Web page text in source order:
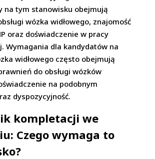
na tym stanowisku obejmują
wózka widłowego, znajomość
oraz doświadczenie w pracy
Wymagania dla kandydatów na
widłowego często obejmują
do obsługi wózków
na podobnym
dyspozycyjność.
kompletacji we
Czego wymaga to